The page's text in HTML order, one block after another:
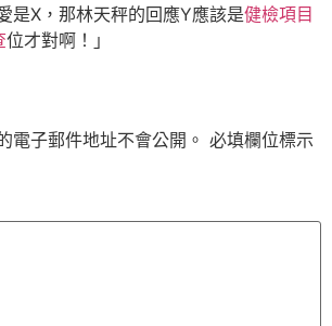
是X，那林天秤的回應Y應該是健檢項目
位才對啊！」
電子郵件地址不會公開。 必填欄位標示